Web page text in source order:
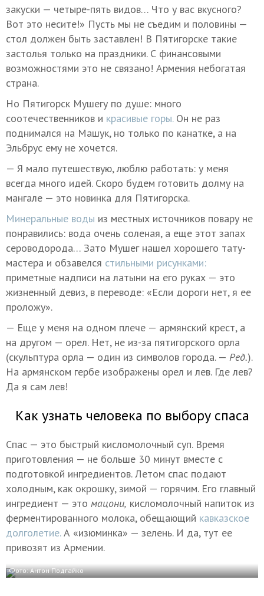
закуски — четыре-пять видов… Что у вас вкусного?
Вот это несите!» Пусть мы не съедим и половины —
стол должен быть заставлен! В Пятигорске такие
застолья только на праздники. С финансовыми
возможностями это не связано! Армения небогатая
страна.
Но Пятигорск Мушегу по душе: много
соотечественников и красивые горы.Он не раз
поднимался на Машук, но только по канатке, а на
Эльбрус ему не хочется.
— Я мало путешествую, люблю работать: у меня
всегда много идей. Скоро будем готовить долму на
мангале — это новинка для Пятигорска.
Минеральные воды из местных источников повару не
понравились: вода очень соленая, а еще этот запах
сероводорода… Зато Мушег нашел хорошего тату-
мастера и обзавелся стильными рисунками:
приметные надписи на латыни на его руках — это
жизненный девиз, в переводе: «Если дороги нет, я ее
проложу».
— Еще у меня на одном плече — армянский крест, а
на другом — орел. Нет, не из-за пятигорского орла
(скульптура орла — один из символов города. — Ред.).
На армянском гербе изображены орел и лев. Где лев?
Да я сам лев!
Как узнать человека по выбору спаса
Спас — это быстрый кисломолочный суп. Время
приготовления — не больше 30 минут вместе с
подготовкой ингредиентов. Летом спас подают
холодным, как окрошку, зимой — горячим. Его главный
ингредиент — это мацони, кисломолочный напиток из
ферментированного молока, обещающий кавказское
долголетие.А «изюминка» — зелень. И да, тут ее
привозят из Армении.
Фото: Антон Подгайко